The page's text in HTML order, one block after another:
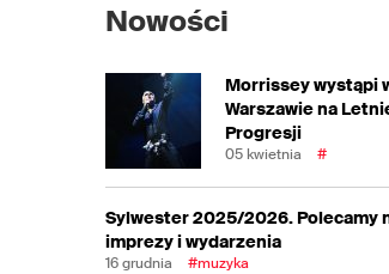
Nowości
Morrissey wystąpi
Warszawie na
Progresji
05 kwietnia #
Sylwester 2025/2026. Polecamy
imprezy i wydarzenia
16 grudnia #muzyka